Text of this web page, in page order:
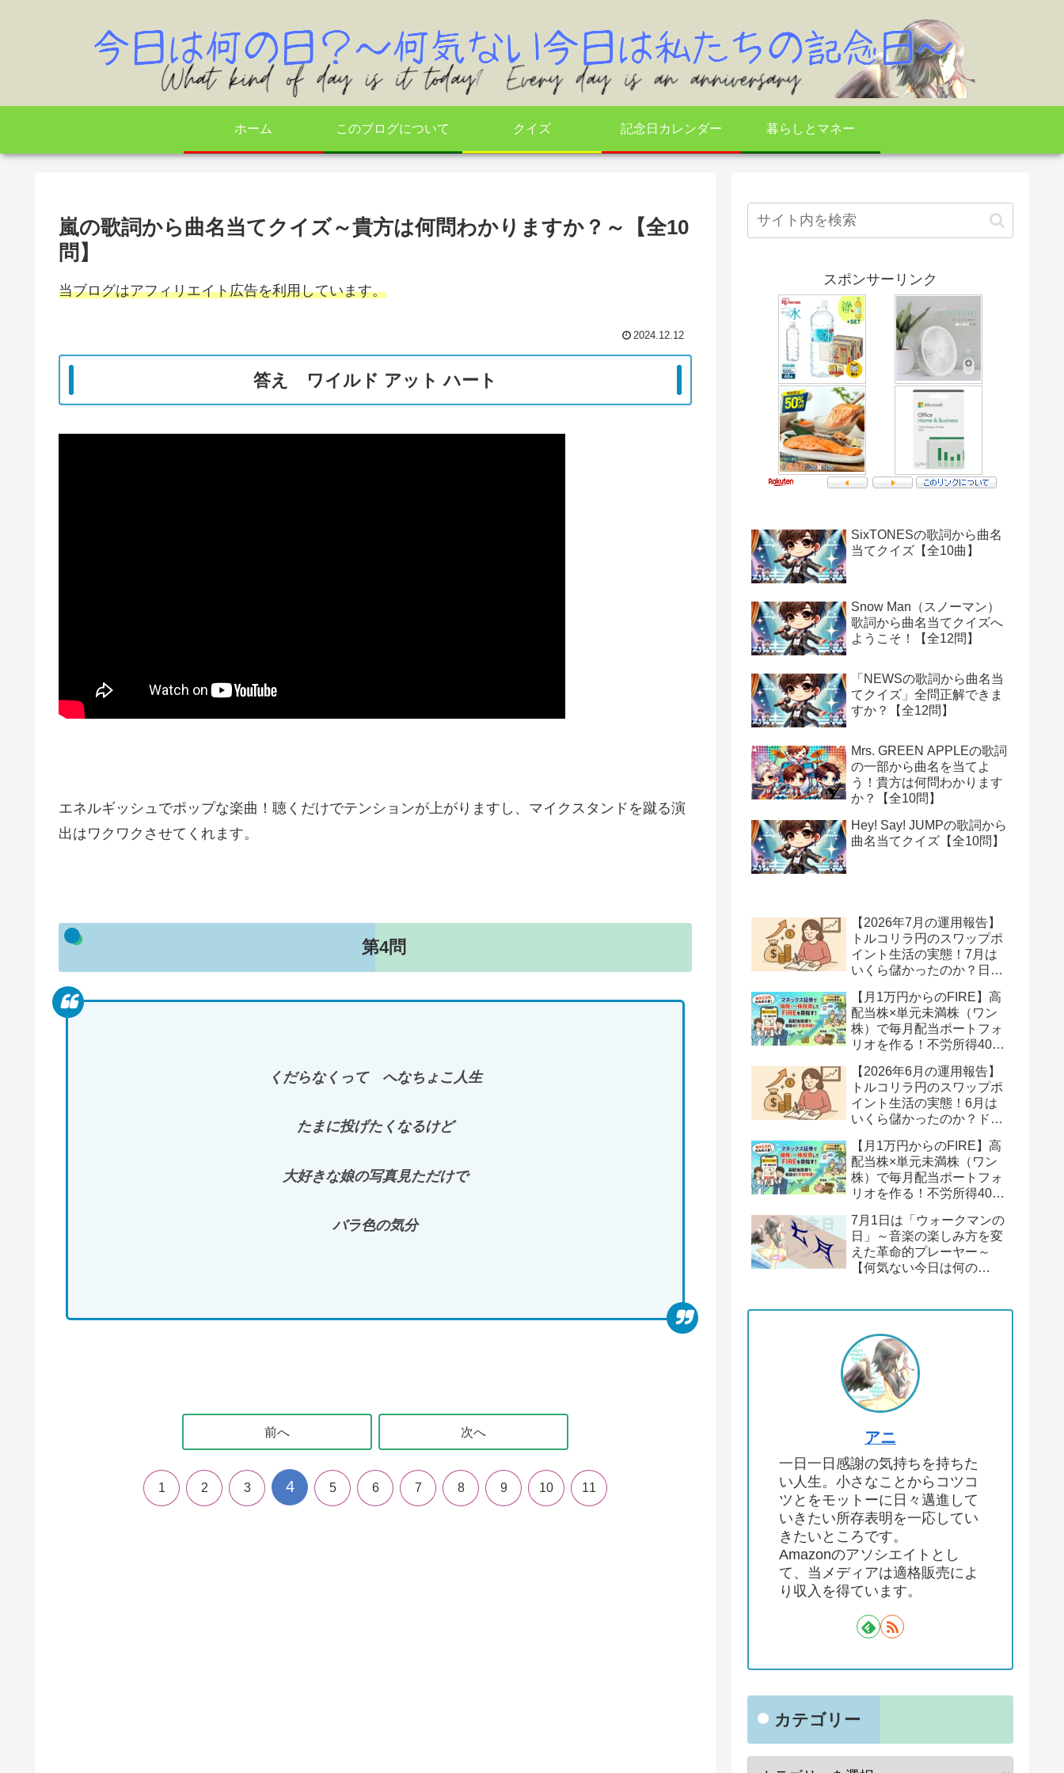
ホーム このブログについて クイズ 記念日カレンダー 暮らしとマネー
嵐の歌詞から曲名当てクイズ～貴方は何問わかりますか？～【全10
問】
当ブログはアフィリエイト広告を利用しています。
2024.12.12
答え ワイルド アット ハート
エネルギッシュでポップな楽曲！聴くだけでテンションが上がりますし、マイクスタンドを蹴る演
出はワクワクさせてくれます。
第4問
くだらなくって へなちょこ人生
たまに投げたくなるけど
大好きな娘の写真見ただけで
バラ色の気分
前へ 次へ
1 2 3 4 5 6 7 8 9 10 11
スポンサーリンク
SixTONESの歌詞から曲名
当てクイズ【全10曲】
Snow Man（スノーマン）
歌詞から曲名当てクイズへ
ようこそ！【全12問】
「NEWSの歌詞から曲名当
てクイズ」全問正解できま
すか？【全12問】
Mrs. GREEN APPLEの歌詞
の一部から曲名を当てよ
う！貴方は何問わかります
か？【全10問】
Hey! Say! JUMPの歌詞から
曲名当てクイズ【全10問】
【2026年7月の運用報告】
トルコリラ円のスワップポ
イント生活の実態！7月は
いくら儲かったのか？日本
へ一歩進んだ？
【月1万円からのFIRE】高
配当株×単元未満株（ワン
株）で毎月配当ポートフォ
リオを作る！不労所得400
回】
【2026年6月の運用報告】
トルコリラ円のスワップポ
イント生活の実態！6月は
いくら儲かったのか？ドル
【月1万円からのFIRE】高
配当株×単元未満株（ワン
株）で毎月配当ポートフォ
リオを作る！不労所得400
回】
7月1日は「ウォークマンの
日」～音楽の楽しみ方を変
えた革命的プレーヤー～
【何気ない今日は何の
アニ
一日一日感謝の気持ちを持ちた
い人生。小さなことからコツコ
ツとをモットーに日々邁進して
いきたい所存表明を一応してい
きたいところです。
Amazonのアソシエイトとし
て、当メディアは適格販売によ
り収入を得ています。
カテゴリー